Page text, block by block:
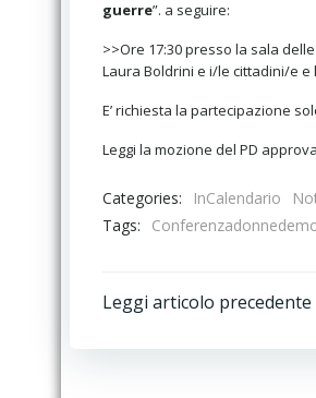
guerre”. a seguire:
>>Ore 17:30 presso la sala
Laura Boldrini e i/le cittadini/e
E’ richiesta la partecipazione
Leggi la mozione del PD
Categories: InCalendario
Tags:
Post
navigation
Leggi articolo precedente